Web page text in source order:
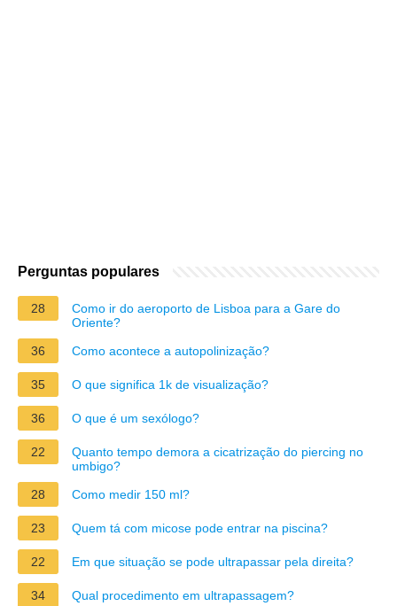
Perguntas populares
28
Como ir do aeroporto de Lisboa para a Gare do
Oriente?
36
Como acontece a autopolinização?
35 O que significa 1k de visualização?
36 O que é um sexólogo?
22
Quanto tempo demora a cicatrização do piercing no
umbigo?
28
Como medir 150 ml?
23 Quem tá com micose pode entrar na piscina?
22 Em que situação se pode ultrapassar pela direita?
34 Qual procedimento em ultrapassagem?